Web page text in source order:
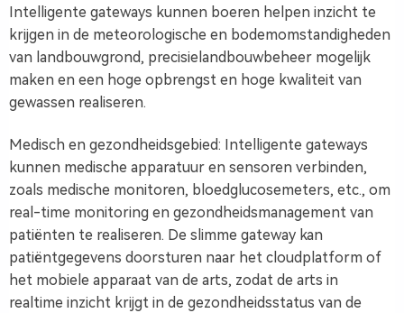
Intelligente gateways kunnen boeren helpen inzicht te
krijgen in de meteorologische en bodemomstandigheden
van landbouwgrond, precisielandbouwbeheer mogelijk
maken en een hoge opbrengst en hoge kwaliteit van
gewassen realiseren.
Medisch en gezondheidsgebied: Intelligente gateways
kunnen medische apparatuur en sensoren verbinden,
zoals medische monitoren, bloedglucosemeters, etc., om
real-time monitoring en gezondheidsmanagement van
patiënten te realiseren. De slimme gateway kan
patiëntgegevens doorsturen naar het cloudplatform of
het mobiele apparaat van de arts, zodat de arts in
realtime inzicht krijgt in de gezondheidsstatus van de